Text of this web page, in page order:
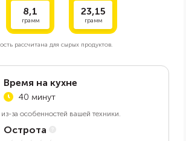
8,1
грамм
23,15
грамм
рассчитана для сырых продуктов.
Время на кухне
40 минут
за особенностей вашей техники.
Острота